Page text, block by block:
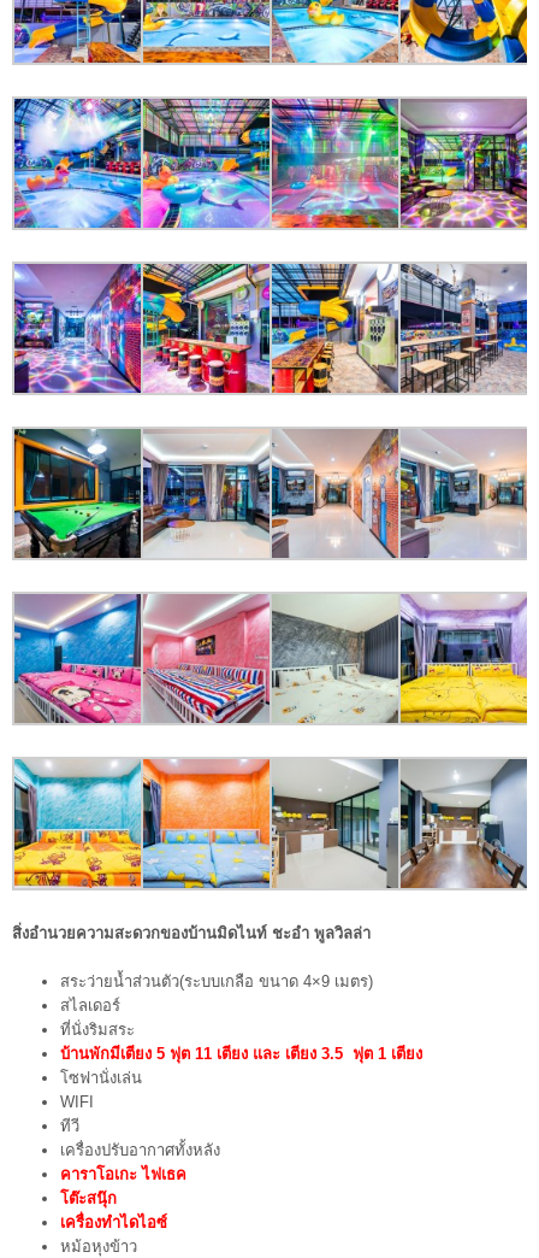
สิ่งอำนวยความสะดวกของบ้านมิดไนท์ ชะอำ พูลวิลล่า
สระว่ายน้ำส่วนตัว(ระบบเกลือ ขนาด 4×9 เมตร)
สไลเดอร์
ที่นั่งริมสระ
บ้านพักมีเตียง 5 ฟุต 11 เตียง และ เตียง 3.5 ฟุต 1 เตียง
โซฟานั่งเล่น
WIFI
ทีวี
เครื่องปรับอากาศทั้งหลัง
คาราโอเกะ ไฟเธค
โต๊ะสนุ๊ก
เครื่องทำไดไอซ์
หม้อหุงข้าว